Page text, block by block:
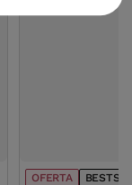
OFERTA